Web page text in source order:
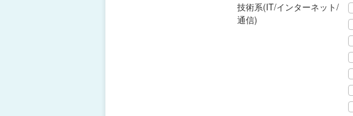
技術系(IT/インターネット/
通信)